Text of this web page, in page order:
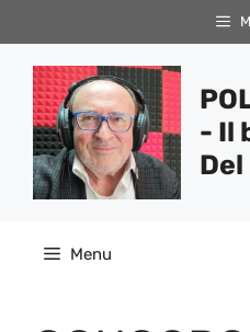
al
contenuto
- Il
Del
Menu